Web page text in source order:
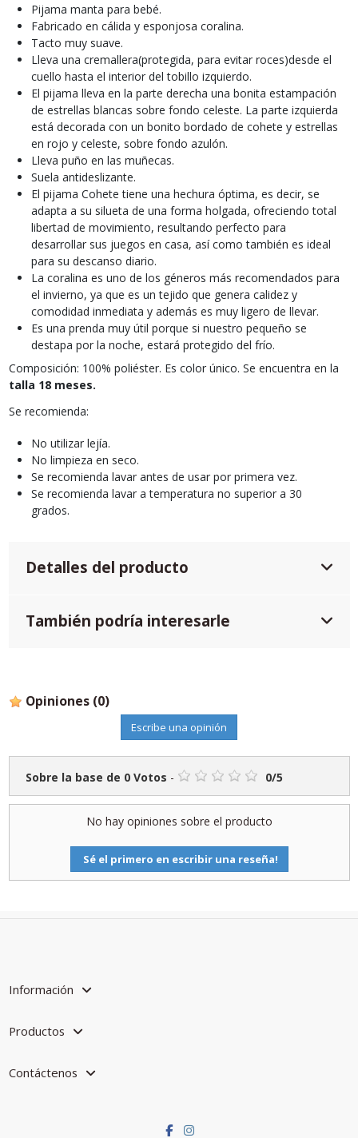
Pijama manta para bebé.
Fabricado en cálida y esponjosa coralina.
Tacto muy suave.
Lleva una cremallera(protegida, para evitar roces)desde el
cuello hasta el interior del tobillo izquierdo.
El pijama lleva en la parte derecha una bonita estampación
de estrellas blancas sobre fondo celeste. La parte izquierda
está decorada con un bonito bordado de cohete y estrellas
en rojo y celeste, sobre fondo azulón.
Lleva puño en las muñecas.
Suela antideslizante.
El pijama Cohete tiene una hechura óptima, es decir, se
adapta a su silueta de una forma holgada, ofreciendo total
libertad de movimiento, resultando perfecto para
desarrollar sus juegos en casa, así como también es ideal
para su descanso diario.
La coralina es uno de los géneros más recomendados para
el invierno, ya que es un tejido que genera calidez y
comodidad inmediata y además es muy ligero de llevar.
Es una prenda muy útil porque si nuestro pequeño se
destapa por la noche, estará protegido del frío.
Composición: 100% poliéster. Es color único. Se encuentra en la
talla 18 meses.
Se recomienda:
No utilizar lejía.
No limpieza en seco.
Se recomienda lavar antes de usar por primera vez.
Se recomienda lavar a temperatura no superior a 30
grados.
Detalles del producto
También podría interesarle
Opiniones (0)
Escribe una opinión
Sobre la base de 0Votos - 0/5
No hay opiniones sobre el producto
Sé el primero en escribir una reseña!
Información
Productos
Contáctenos